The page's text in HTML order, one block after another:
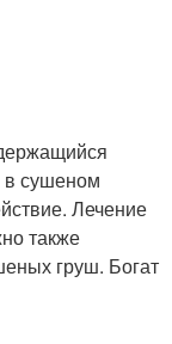
в сушеном
Лечение
также
груш. Богат